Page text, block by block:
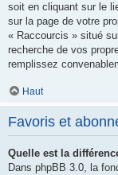
soit en cliquant sur le
sur la page de votre
« Raccourcis » situé
recherche de vos
remplissez
Haut
Favoris et
Quelle est la
Dans phpBB 3.0, la